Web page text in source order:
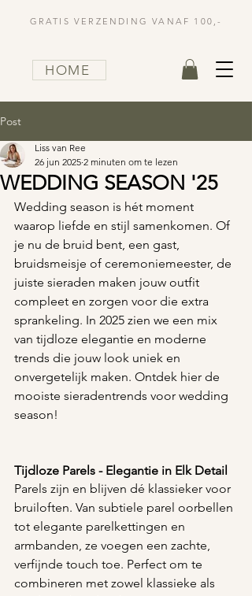
GRATIS VERZENDING VANAF 100,-
HOME
Post
WEDDING SEASON '25
Liss van Ree
26 jun 2025 2 minuten om te lezen
Wedding season is hét moment
waarop liefde en stijl samenkomen. Of
je nu de bruid bent, een gast,
bruidsmeisje of ceremoniemeester, de
juiste sieraden maken jouw outfit
compleet en zorgen voor die extra
sprankeling. In 2025 zien we een mix
van tijdloze elegantie en moderne
trends die jouw look uniek en
onvergetelijk maken. Ontdek hier de
mooiste sieradentrends voor wedding
season!
Tijdloze Parels - Elegantie in Elk Detail
Parels zijn en blijven dé klassieker voor
bruiloften. Van subtiele parel oorbellen
tot elegante parelkettingen en
armbanden, ze voegen een zachte,
verfijnde touch toe. Perfect om te
combineren met zowel klassieke als